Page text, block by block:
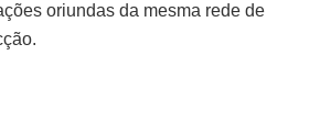
oriundas da mesma rede de